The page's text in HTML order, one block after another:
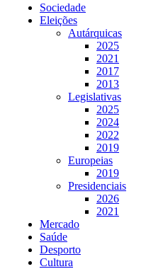
Sociedade
Eleições
Autárquicas
2025
2021
2017
2013
Legislativas
2025
2024
2022
2019
Europeias
2019
Presidenciais
2026
2021
Mercado
Saúde
Desporto
Cultura